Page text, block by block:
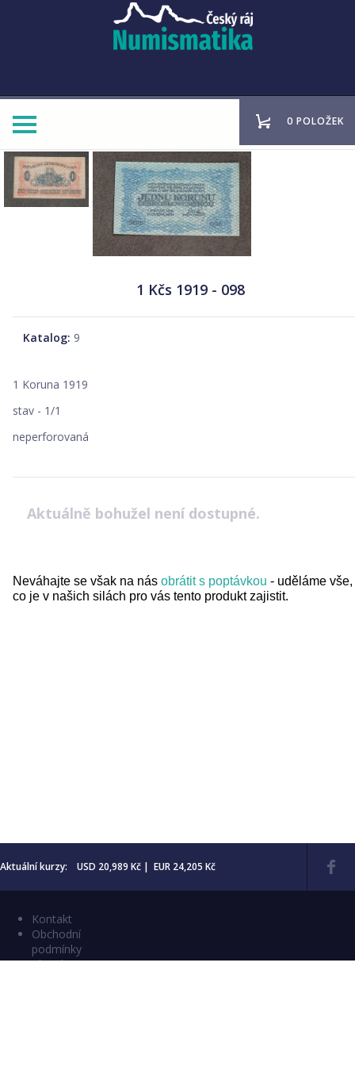
0 POLOŽEK
1 Kčs 1919 - 098
Katalog: 9
1 Koruna 1919
stav - 1/1
neperforovaná
Aktuálně bohužel není dostupné.
Neváhajte se však na nás obrátit s poptávkou - uděláme vše,
co je v našich silách pro vás tento produkt zajistit.
Aktuální kurzy: USD 20,989 Kč | EUR 24,205 Kč
Kontakt
Obchodní
podmínky
Aktuality